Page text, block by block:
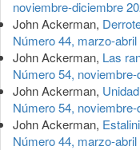
noviembre-diciembre
John Ackerman,
Número 44, marzo-abril
John Ackerman, Las
Número 54,
John Ackerman,
Número 54,
John Ackerman,
Número 44, marzo-abril